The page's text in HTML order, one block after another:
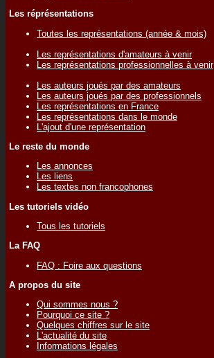
Les réprésentations
Toutes les représentations (année & mois)
Les représentations d'amateurs à venir
Les représentations professionnelles à venir
Les auteurs joués par des amateurs
Les auteurs joués par des professionnels
Les représentations en France
Les représentations dans le monde
L'ajout d'une représentation
Le reste du monde
Les annonces
Les liens
Les textes non francophones
Les tutoriels vidéo
Tous les tutoriels
La FAQ
FAQ : Foire aux questions
A propos du site
Qui sommes nous ?
Pourquoi ce site ?
Quelques chiffres sur le site
L'actualité du site
Informations légales